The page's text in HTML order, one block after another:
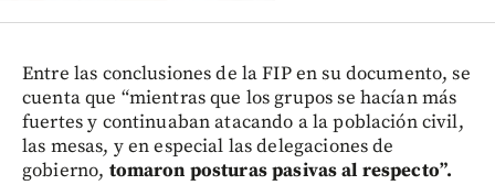
Entre las conclusiones de la FIP en su documento, se
cuenta que “mientras que los grupos se hacían más
fuertes y continuaban atacando a la población civil,
las mesas, y en especial las delegaciones de
gobierno, tomaron posturas pasivas al respecto”.